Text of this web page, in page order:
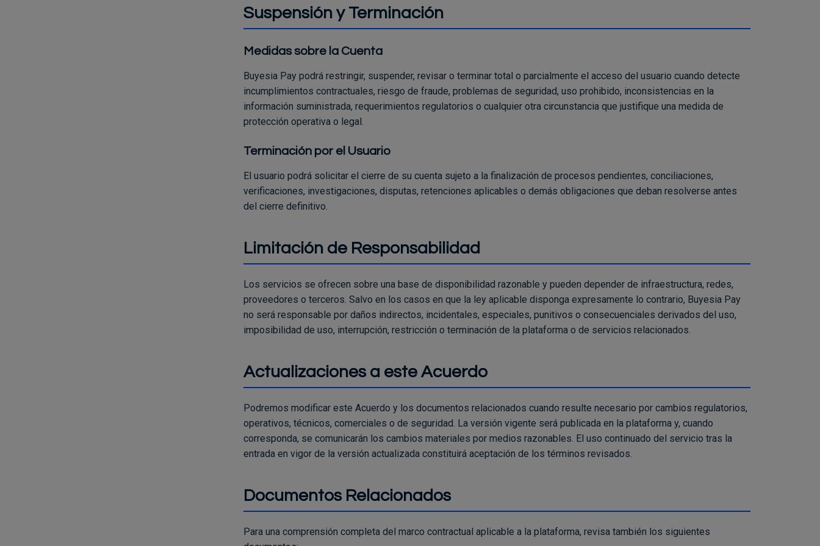
Suspensión y Terminación
Medidas sobre la Cuenta
Buyesia Pay podrá restringir, suspender, revisar o terminar total o parcialmente el acceso del usuario cuando detecte
incumplimientos contractuales, riesgo de fraude, problemas de seguridad, uso prohibido, inconsistencias en la
información suministrada, requerimientos regulatorios o cualquier otra circunstancia que justifique una medida de
protección operativa o legal.
Terminación por el Usuario
El usuario podrá solicitar el cierre de su cuenta sujeto a la finalización de procesos pendientes, conciliaciones,
verificaciones, investigaciones, disputas, retenciones aplicables o demás obligaciones que deban resolverse antes
del cierre definitivo.
Limitación de Responsabilidad
Los servicios se ofrecen sobre una base de disponibilidad razonable y pueden depender de infraestructura, redes,
proveedores o terceros. Salvo en los casos en que la ley aplicable disponga expresamente lo contrario, Buyesia Pay
no será responsable por daños indirectos, incidentales, especiales, punitivos o consecuenciales derivados del uso,
imposibilidad de uso, interrupción, restricción o terminación de la plataforma o de servicios relacionados.
Actualizaciones a este Acuerdo
Podremos modificar este Acuerdo y los documentos relacionados cuando resulte necesario por cambios regulatorios,
operativos, técnicos, comerciales o de seguridad. La versión vigente será publicada en la plataforma y, cuando
corresponda, se comunicarán los cambios materiales por medios razonables. El uso continuado del servicio tras la
entrada en vigor de la versión actualizada constituirá aceptación de los términos revisados.
Documentos Relacionados
Para una comprensión completa del marco contractual aplicable a la plataforma, revisa también los siguientes